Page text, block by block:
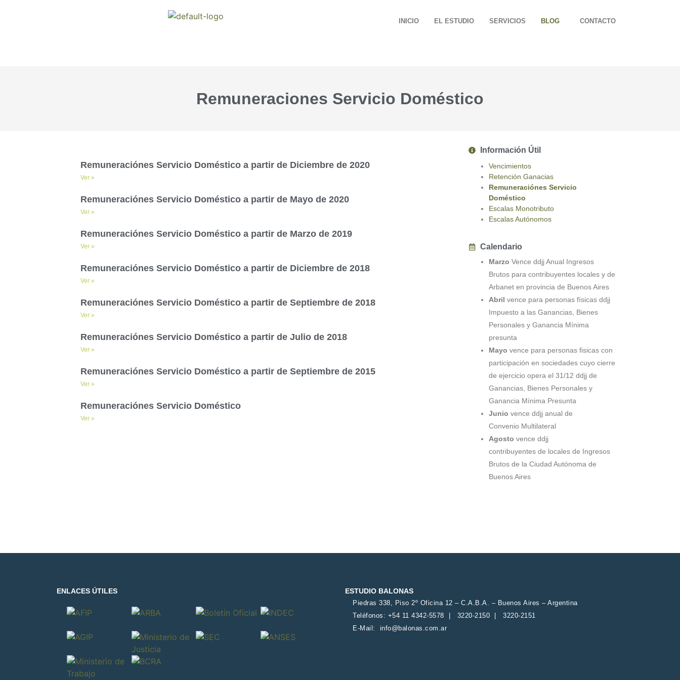
INICIO EL ESTUDIO SERVICIOS BLOG CONTACTO
Remuneraciones Servicio Doméstico
Remuneraciónes Servicio Doméstico a partir de Diciembre de 2020
Ver »
Remuneraciónes Servicio Doméstico a partir de Mayo de 2020
Ver »
Remuneraciónes Servicio Doméstico a partir de Marzo de 2019
Ver »
Remuneraciónes Servicio Doméstico a partir de Diciembre de 2018
Ver »
Remuneraciónes Servicio Doméstico a partir de Septiembre de 2018
Ver »
Remuneraciónes Servicio Doméstico a partir de Julio de 2018
Ver »
Remuneraciónes Servicio Doméstico a partir de Septiembre de 2015
Ver »
Remuneraciónes Servicio Doméstico
Ver »
Información Útil
Vencimientos
Retención Ganacias
Remuneraciónes Servicio
Doméstico
Escalas Monotributo
Escalas Autónomos
Calendario
Marzo Vence ddjj Anual Ingresos
Brutos para contribuyentes locales y de
Arbanet en provincia de Buenos Aires
Abril vence para personas físicas ddjj
Impuesto a las Ganancias, Bienes
Personales y Ganancia Mínima
presunta
Mayo vence para personas fisicas con
participación en sociedades cuyo cierre
de ejercicio opera el 31/12 ddjj de
Ganancias, Bienes Personales y
Ganancia Mínima Presunta
Junio vence ddjj anual de
Convenio Multilateral
Agosto vence ddjj
contribuyentes de locales de Ingresos
Brutos de la Ciudad Autónoma de
Buenos Aires
ENLACES ÚTILES ESTUDIO BALONAS
Piedras 338, Piso 2º Oficina 12 – C.A.B.A. – Buenos Aires – Argentina
Teléfonos: +54 11 4342-5578 | 3220-2150 | 3220-2151
E-Mail: info@balonas.com.ar